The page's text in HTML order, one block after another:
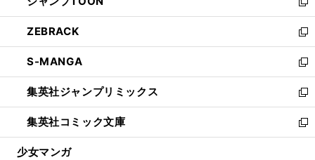
開
く
ウ
で
開
く
ィ
ン
ド
ウ
で
開
く
い
ウ
ィ
ン
ド
ウ
で
開
く
新
し
い
ウ
ィ
ン
ド
ウ
で
開
ZEBRACK
新
し
い
ウ
ィ
ン
ド
ウ
S-MANGA
新
し
い
ウ
ィ
ン
集英社ジャンプリミックス
新
し
い
ウ
集英社コミック文庫
新
し
少女マンガ